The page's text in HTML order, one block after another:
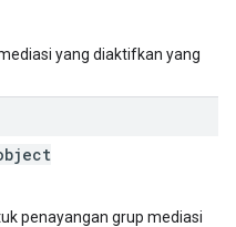
yang diaktifkan yang
penayangan grup mediasi